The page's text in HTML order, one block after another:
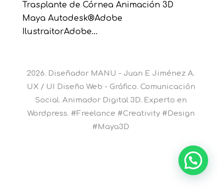
Trasplante de Córnea Animación 3D
Maya Autodesk®Adobe
IlustraitorAdobe...
2026. Diseñador MANU - Juan E Jiménez A.
UX / UI Diseño Web - Gráfico. Comunicación
Social. Animador Digital 3D. Experto en
Wordpress. #Freelance #Creativity #Design
#Maya3D